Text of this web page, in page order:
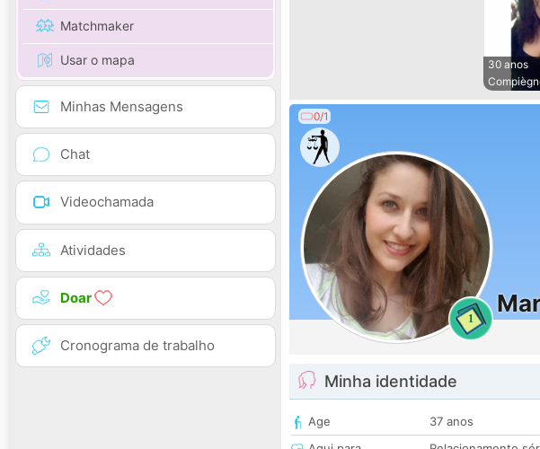
Matchmaker
Usar o mapa
Minhas Mensagens
Chat
Videochamada
Atividades
Doar
Cronograma de trabalho
30 anos
0/1
1
Minha identidade
Age
37 anos